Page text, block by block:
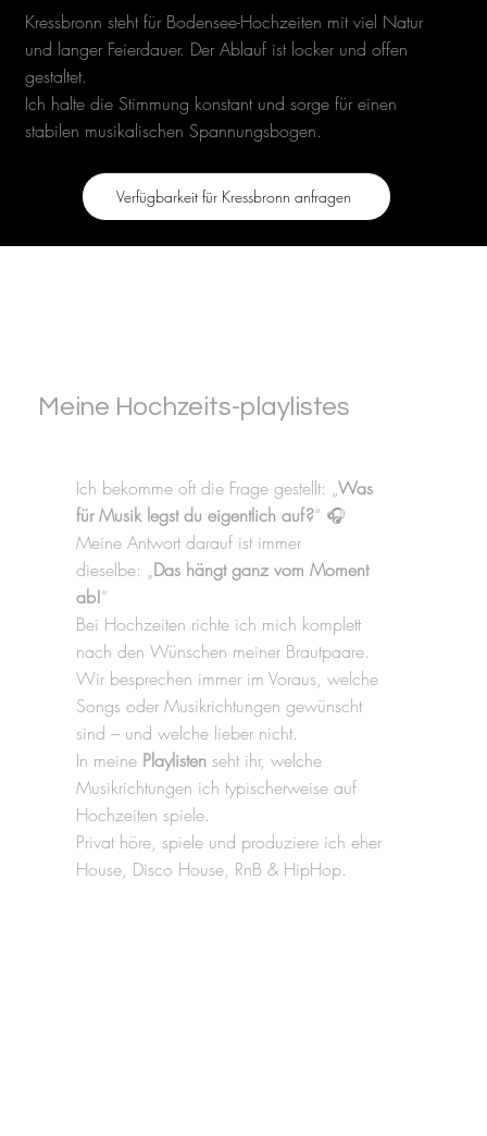
Kressbronn steht für Bodensee-Hochzeiten mit viel Natur
und langer Feierdauer. Der Ablauf ist locker und offen
gestaltet.
Ich halte die Stimmung konstant und sorge für einen
stabilen musikalischen Spannungsbogen.
Verfügbarkeit für Kressbronn anfragen
Meine Hochzeits-playlistes
Ich bekomme oft die Frage gestellt: „Was
für Musik legst du eigentlich auf?“ 🎧
Meine Antwort darauf ist immer
dieselbe: „Das hängt ganz vom Moment
ab!“
Bei Hochzeiten richte ich mich komplett
nach den Wünschen meiner Brautpaare.
Wir besprechen immer im Voraus, welche
Songs oder Musikrichtungen gewünscht
sind – und welche lieber nicht.
In meine Playlisten seht ihr, welche
Musikrichtungen ich typischerweise auf
Hochzeiten spiele.
Privat höre, spiele und produziere ich eher
House, Disco House, RnB & HipHop.